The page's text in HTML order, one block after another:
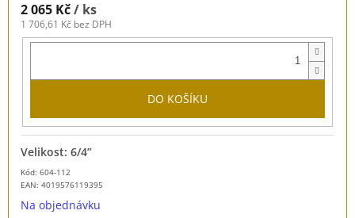
2 065 Kč/ ks
1 706,61 Kč bez DPH
DO KOŠÍKU
Kód: 604-112
EAN: 4019576119395
Velikost: 6/4”
Na objednávku